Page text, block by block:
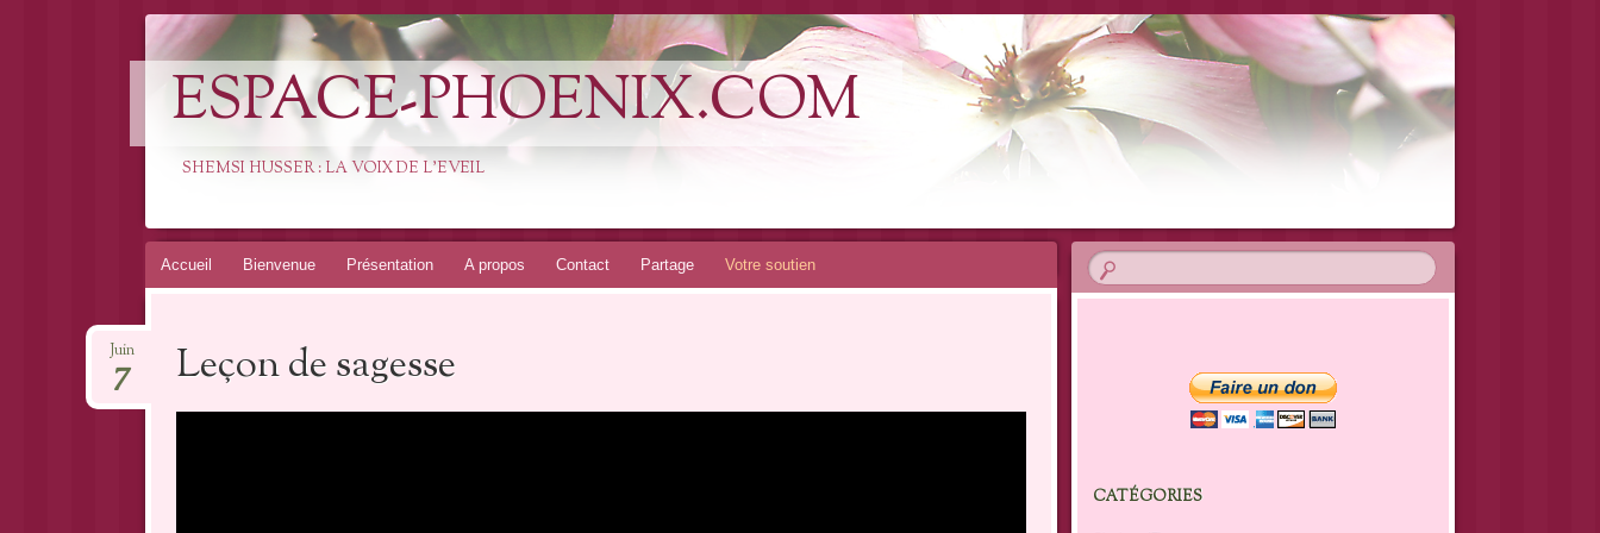
ESPACE-PHOENIX.COM
SHEMSI HUSSER : LA VOIX DE L'EVEIL
Aller
Accueil Bienvenue Présentation A propos Contact Partage Votre soutien
Leçon de sagesse
Juin
7
CATÉGORIES